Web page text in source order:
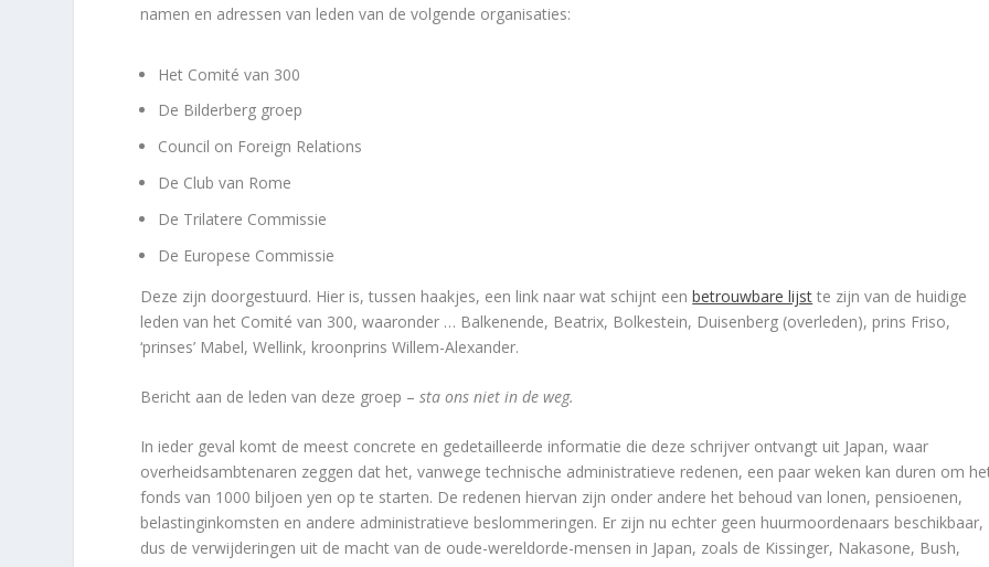
namen en adressen van leden van de volgende organisaties:
Het Comité van 300
De Bilderberg groep
Council on Foreign Relations
De Club van Rome
De Trilatere Commissie
De Europese Commissie
Deze zijn doorgestuurd. Hier is, tussen haakjes, een link naar wat schijnt eenbetrouwbare lijst te zijn van de huidige
leden van het Comité van 300, waaronder … Balkenende, Beatrix, Bolkestein, Duisenberg (overleden), prins Friso,
‘prinses’ Mabel, Wellink, kroonprins Willem-Alexander.
Bericht aan de leden van deze groep –sta ons niet in de weg.
In ieder geval komt de meest concrete en gedetailleerde informatie die deze schrijver ontvangt uit Japan, waar
overheidsambtenaren zeggen dat het, vanwege technische administratieve redenen, een paar weken kan duren om
fonds van 1000 biljoen yen op te starten. De redenen hiervan zijn onder andere het behoud van lonen, pensioenen,
belastinginkomsten en andere administratieve beslommeringen. Er zijn nu echter geen huurmoordenaars beschikbaar,
dus de verwijderingen uit de macht van de oude-wereldorde-mensen in Japan, zoals de Kissinger, Nakasone, Bush,